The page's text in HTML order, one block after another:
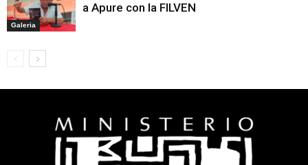
Galeria
a Apure con la FILVEN